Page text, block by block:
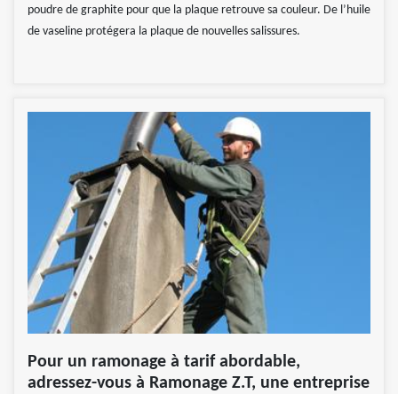
poudre de graphite pour que la plaque retrouve sa couleur. De l’huile
de vaseline protégera la plaque de nouvelles salissures.
Pour un ramonage à tarif abordable,
adressez-vous à Ramonage Z.T, une entreprise